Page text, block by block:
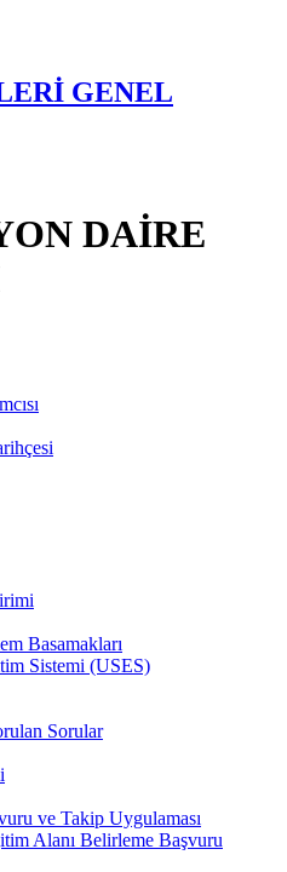
GENEL
DAİRE
Basamakları
Sistemi (USES)
Sorular
ve Takip Uygulaması
Alanı Belirleme Başvuru